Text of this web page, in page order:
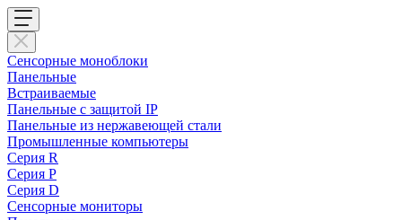
Сенсорные моноблоки
Панельные
Встраиваемые
Панельные с защитой IP
Панельные из нержавеющей стали
Промышленные компьютеры
Cерия R
Серия P
Серия D
Сенсорные мониторы